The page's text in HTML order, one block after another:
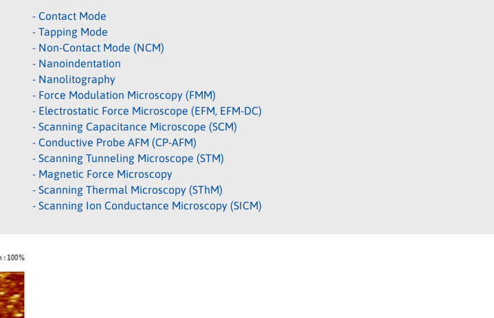
- Contact Mode
- Tapping Mode
- Non-Contact Mode (NCM)
- Nanoindentation
- Nanolitography
- Force Modulation Microscopy (FMM)
- Electrostatic Force Microscope (EFM, EFM-DC)
- Scanning Capacitance Microscope (SCM)
- Conductive Probe AFM (CP-AFM)
- Scanning Tunneling Microscope (STM)
- Magnetic Force Microscopy
- Scanning Thermal Microscopy (SThM)
- Scanning Ion Conductance Microscopy (SICM)